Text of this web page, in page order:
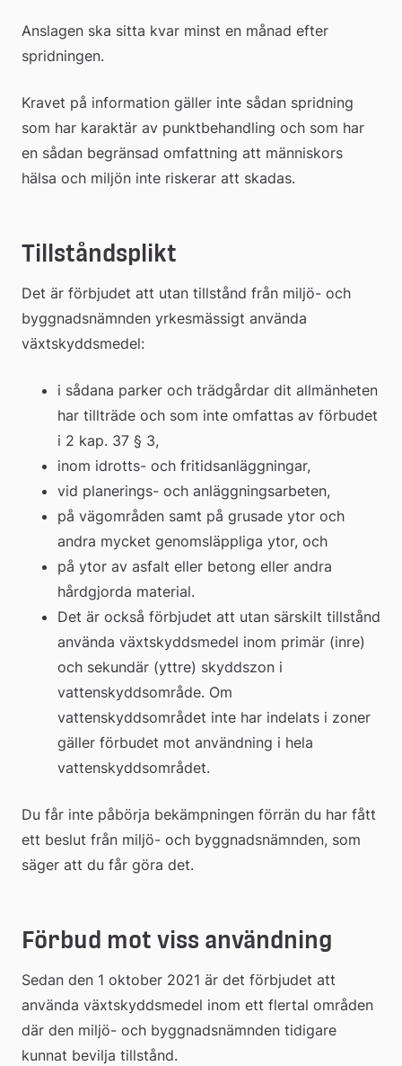
Anslagen ska sitta kvar minst en månad efter
spridningen.
Kravet på information gäller inte sådan spridning
som har karaktär av punktbehandling och som har
en sådan begränsad omfattning att människors
hälsa och miljön inte riskerar att skadas.
Tillståndsplikt
​Det är förbjudet att utan tillstånd från miljö- och
byggnadsnämnden yrkesmässigt använda
växtskyddsmedel:
i sådana parker och trädgårdar dit allmänheten
har tillträde och som inte omfattas av förbudet
i 2 kap. 37 § 3,
inom idrotts- och fritidsanläggningar,
vid planerings- och anläggningsarbeten,
på vägområden samt på grusade ytor och
andra mycket genomsläppliga ytor, och
på ytor av asfalt eller betong eller andra
hårdgjorda material.
Det är också förbjudet att utan särskilt tillstånd
använda växtskyddsmedel inom primär (inre)
och sekundär (yttre) skyddszon i
vattenskyddsområde. Om
vattenskyddsområdet inte har indelats i zoner
gäller förbudet mot användning i hela
vattenskyddsområdet.
Du får inte påbörja bekämpningen förrän du har fått
ett beslut från miljö- och byggnadsnämnden, som
säger att du får göra det.
Förbud mot viss användning
Sedan den 1 oktober 2021 är det förbjudet att
använda växtskyddsmedel inom ett flertal områden
där den miljö- och byggnadsnämnden tidigare
kunnat bevilja tillstånd.